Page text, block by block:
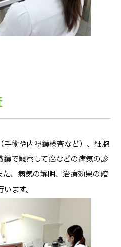
手術や内視鏡検査など）、細胞
鏡で観察して癌などの病気の診
、病気の解明、治療効果の確
ます。